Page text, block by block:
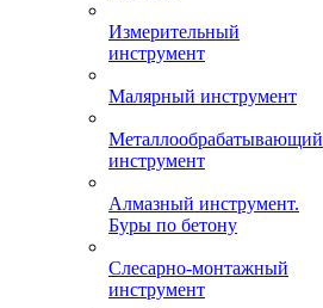
Измерительный
инструмент
Малярный инструмент
Металлообрабатывающий
инструмент
Алмазный инструмент.
Буры по бетону
Слесарно-монтажный
инструмент